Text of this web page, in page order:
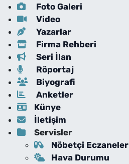
Foto Galeri
Video
Yazarlar
Firma Rehberi
Seri İlan
Röportaj
Biyografi
Anketler
Künye
İletişim
Servisler
Nöbetçi Eczaneler
Hava Durumu